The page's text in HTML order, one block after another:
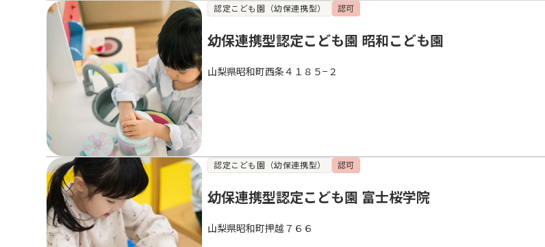
認定こども園（幼保連携型） 認可
幼保連携型認定こども園 昭和こども園
山梨県昭和町西条４１８５−２
認定こども園（幼保連携型） 認可
幼保連携型認定こども園 富士桜学院
山梨県昭和町押越７６６